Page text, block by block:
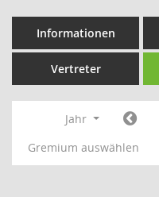
Informationen
Vertreter
Jahr
Gremium auswählen